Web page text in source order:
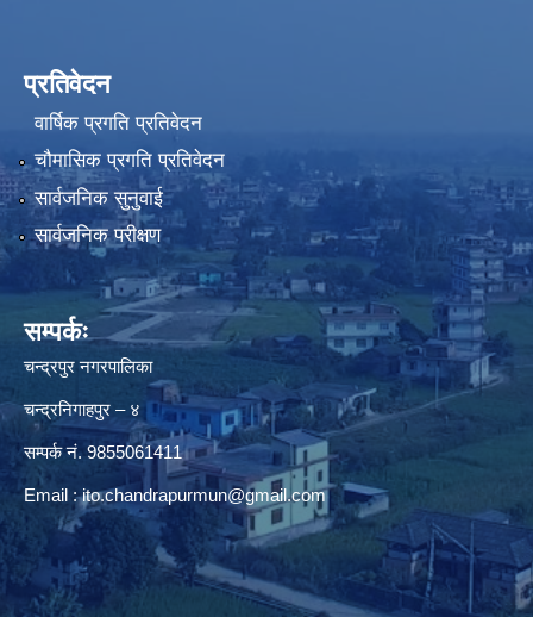
प्रतिवेदन
वार्षिक प्रगति प्रतिवेदन
चौमासिक प्रगति प्रतिवेदन
सार्वजनिक सुनुवाई
सार्वजनिक परीक्षण
सम्पर्कः
चन्द्रपुर नगरपालिका
चन्द्रनिगाहपुर – ४
सम्पर्क नं. 9855061411
Email :ito.chandrapurmun@gmail.com